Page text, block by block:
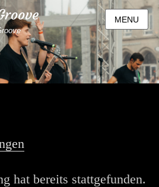
MENU
hat bereits stattgefunden.